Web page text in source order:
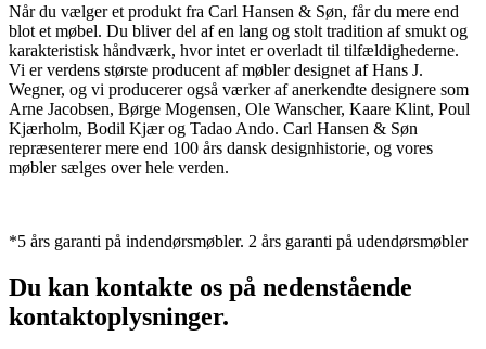
Når du vælger et produkt fra Carl Hansen & Søn, får du mere end
blot et møbel. Du bliver del af en lang og stolt tradition af smukt og
karakteristisk håndværk, hvor intet er overladt til tilfældighederne.
Vi er verdens største producent af møbler designet af Hans J.
Wegner, og vi producerer også værker af anerkendte designere som
Arne Jacobsen, Børge Mogensen, Ole Wanscher, Kaare Klint, Poul
Kjærholm, Bodil Kjær og Tadao Ando. Carl Hansen & Søn
repræsenterer mere end 100 års dansk designhistorie, og vores
møbler sælges over hele verden.
*5 års garanti på indendørsmøbler. 2 års garanti på udendørsmøbler
Du kan kontakte os på nedenstående
kontaktoplysninger.